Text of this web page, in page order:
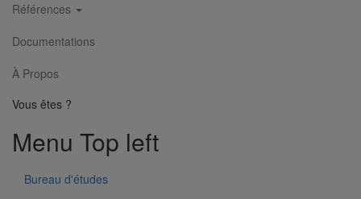
Références
Documentations
À Propos
Vous êtes ?
Menu Top left
Bureau d'études